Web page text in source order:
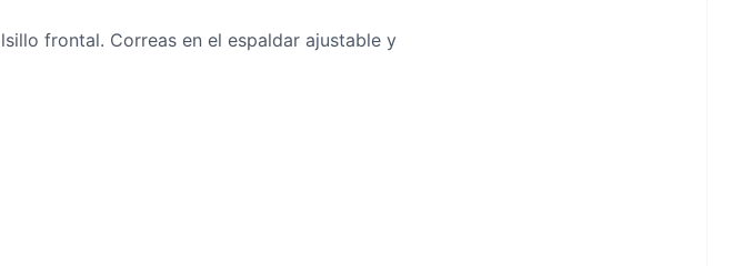
frontal. Correas en el espaldar ajustable y